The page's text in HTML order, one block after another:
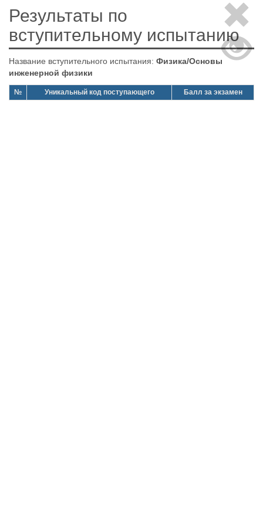
Результаты по
вступительному испытанию
Название вступительного испытания: Физика/Основы
инженерной физики
№ Уникальный код поступающего Балл за экзамен